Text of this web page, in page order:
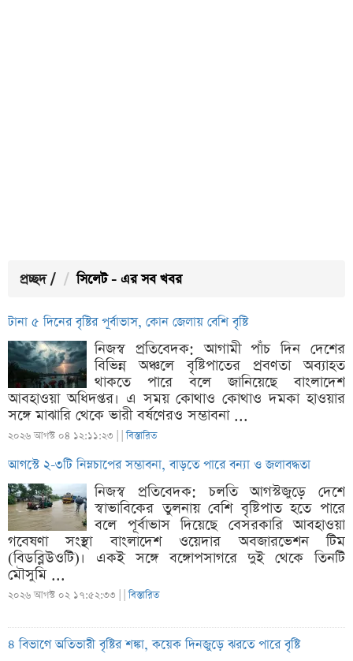
প্রচ্ছদ / সিলেট - এর সব খবর
টানা ৫ দিনের বৃষ্টির পূর্বাভাস, কোন জেলায় বেশি বৃষ্টি
নিজস্ব প্রতিবেদক: আগামী পাঁচ দিন দেশের
বিভিন্ন অঞ্চলে বৃষ্টিপাতের প্রবণতা অব্যাহত
থাকতে পারে বলে জানিয়েছে বাংলাদেশ
আবহাওয়া অধিদপ্তর। এ সময় কোথাও কোথাও দমকা হাওয়ার
সঙ্গে মাঝারি থেকে ভারী বর্ষণেরও সম্ভাবনা ...
২০২৬ আগস্ট ০৪ ১২:১১:২৩ | |বিস্তারিত
আগস্টে ২-৩টি নিম্নচাপের সম্ভাবনা, বাড়তে পারে বন্যা ও জলাবদ্ধতা
নিজস্ব প্রতিবেদক: চলতি আগস্টজুড়ে দেশে
স্বাভাবিকের তুলনায় বেশি বৃষ্টিপাত হতে পারে
বলে পূর্বাভাস দিয়েছে বেসরকারি আবহাওয়া
গবেষণা সংস্থা বাংলাদেশ ওয়েদার অবজারভেশন টিম
(বিডব্লিউওটি)। একই সঙ্গে বঙ্গোপসাগরে দুই থেকে তিনটি
মৌসুমি ...
২০২৬ আগস্ট ০২ ১৭:৫২:৩৩ | |বিস্তারিত
৪ বিভাগে অতিভারী বৃষ্টির শঙ্কা, কয়েক দিনজুড়ে ঝরতে পারে বৃষ্টি